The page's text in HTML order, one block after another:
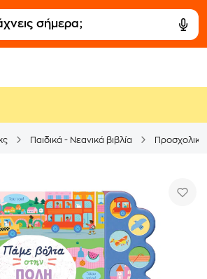
Παιδικά - Νεανικά βιβλία Προσχολικά